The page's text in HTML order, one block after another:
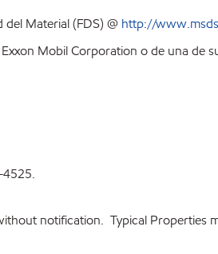
Material (FDS) @ http://
Mobil Corporation o de una de
4525.
notification. Typical Properties